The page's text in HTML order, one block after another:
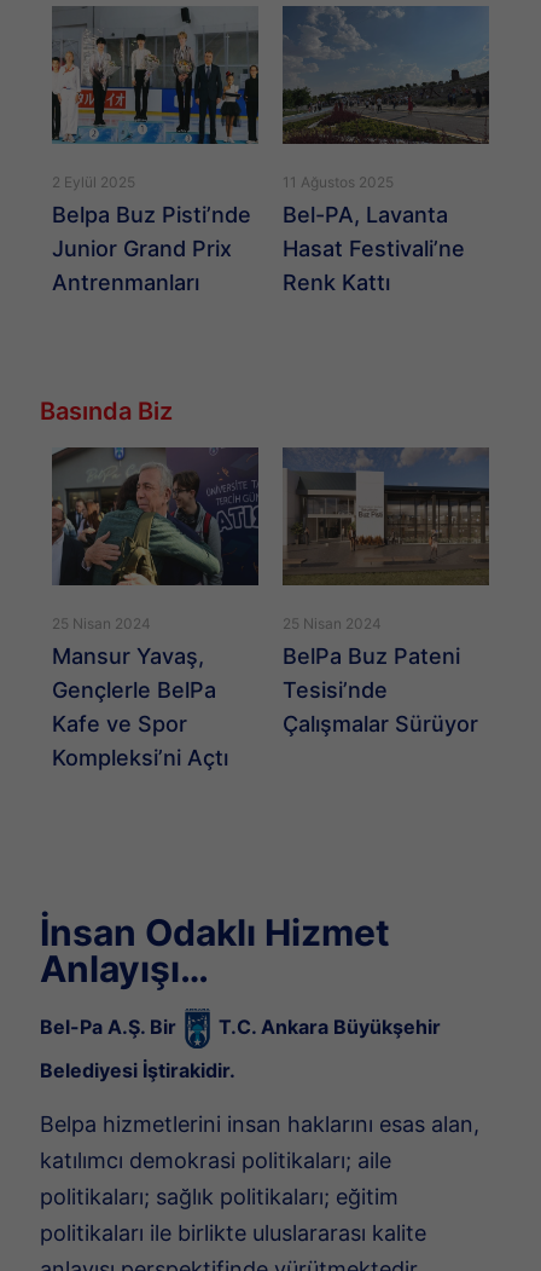
2 Eylül 2025
Belpa Buz Pisti’nde
Junior Grand Prix
Antrenmanları
11 Ağustos 2025
Bel-PA, Lavanta
Hasat Festivali’ne
Renk Kattı
Basında Biz
25 Nisan 2024
Mansur Yavaş,
Gençlerle BelPa
Kafe ve Spor
Kompleksi’ni Açtı
25 Nisan 2024
BelPa Buz Pateni
Tesisi’nde
Çalışmalar Sürüyor
İnsan Odaklı Hizmet
Anlayışı…
Bel-Pa A.Ş. Bir
T.C. Ankara Büyükşehir
Belediyesi İştirakidir.
Belpa hizmetlerini insan haklarını esas alan,
katılımcı demokrasi politikaları; aile
politikaları; sağlık politikaları; eğitim
politikaları ile birlikte uluslararası kalite